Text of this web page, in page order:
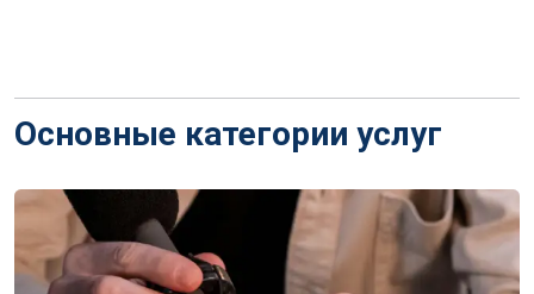
Основные категории услуг